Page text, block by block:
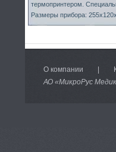
термопринтером.
Размеры прибора:
О компании
АО «МикроРус